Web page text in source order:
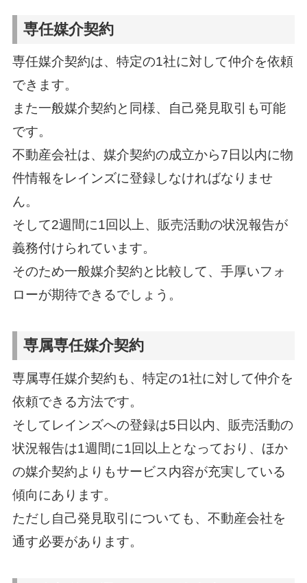
専任媒介契約
専任媒介契約は、特定の1社に対して仲介を依頼
できます。
また一般媒介契約と同様、自己発見取引も可能
です。
不動産会社は、媒介契約の成立から7日以内に物
件情報をレインズに登録しなければなりませ
ん。
そして2週間に1回以上、販売活動の状況報告が
義務付けられています。
そのため一般媒介契約と比較して、手厚いフォ
ローが期待できるでしょう。
専属専任媒介契約
専属専任媒介契約も、特定の1社に対して仲介を
依頼できる方法です。
そしてレインズへの登録は5日以内、販売活動の
状況報告は1週間に1回以上となっており、ほか
の媒介契約よりもサービス内容が充実している
傾向にあります。
ただし自己発見取引についても、不動産会社を
通す必要があります。